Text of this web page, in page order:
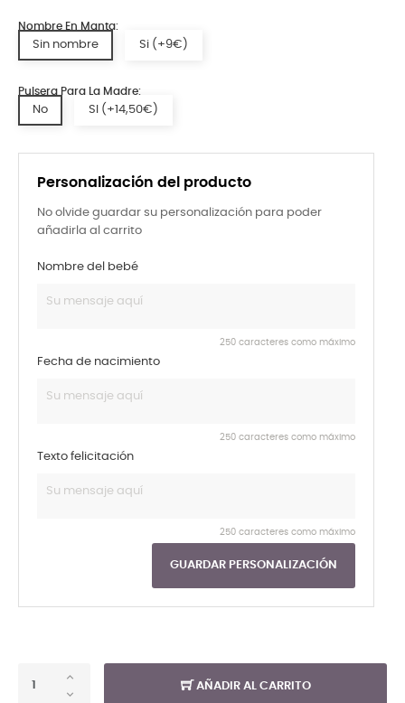
Personalización del producto
No olvide guardar su personalización para poder
añadirla al carrito
Nombre del bebé
250 caracteres como máximo
Fecha de nacimiento
250 caracteres como máximo
Texto felicitación
250 caracteres como máximo
GUARDAR PERSONALIZACIÓN
Nombre En Manta:
Sin nombre Si (+9€)
Pulsera Para La Madre:
No SI (+14,50€)
AÑADIR AL CARRITO